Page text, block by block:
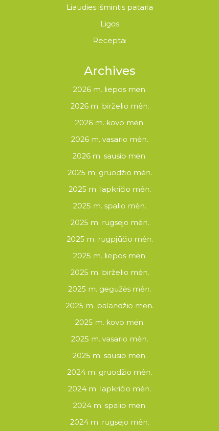
Liaudies išmintis pataria
Ligos
Receptai
Archives
2026 m. liepos mėn.
2026 m. birželio mėn.
2026 m. kovo mėn.
2026 m. vasario mėn.
2026 m. sausio mėn.
2025 m. gruodžio mėn.
2025 m. lapkričio mėn.
2025 m. spalio mėn.
2025 m. rugsėjo mėn.
2025 m. rugpjūčio mėn.
2025 m. liepos mėn.
2025 m. birželio mėn.
2025 m. gegužės mėn.
2025 m. balandžio mėn.
2025 m. kovo mėn.
2025 m. vasario mėn.
2025 m. sausio mėn.
2024 m. gruodžio mėn.
2024 m. lapkričio mėn.
2024 m. spalio mėn.
2024 m. rugsėjo mėn.